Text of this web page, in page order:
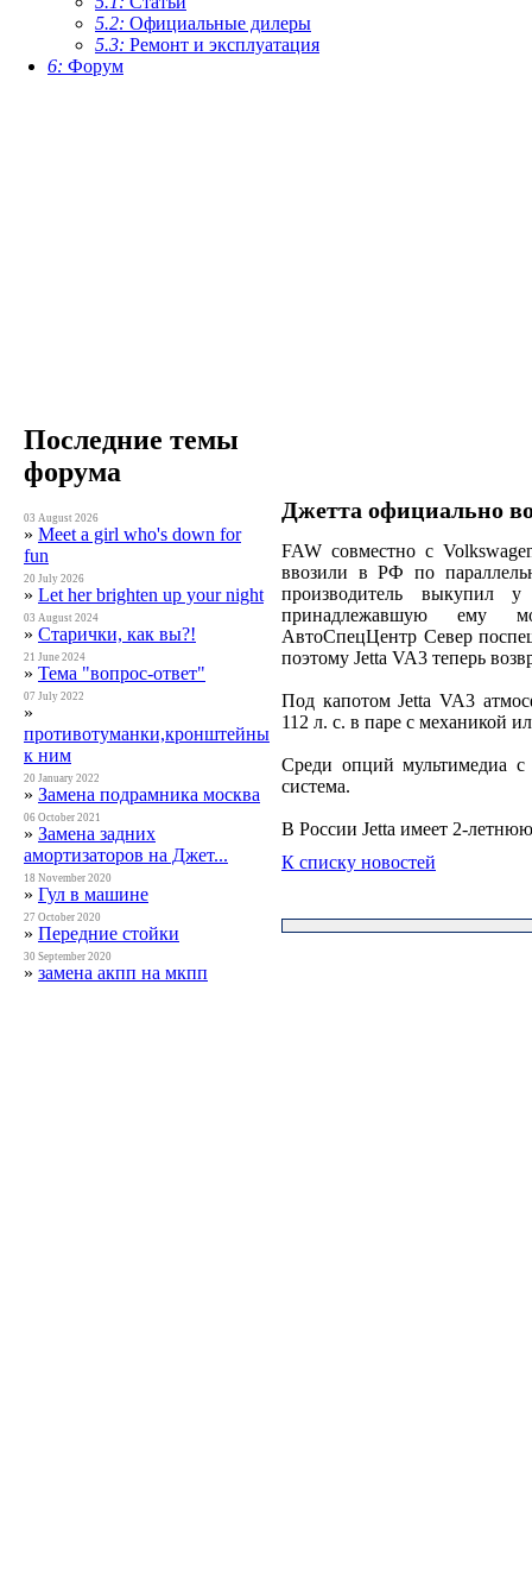
5.2: Официальные дилеры
5.3: Ремонт и эксплуатация
6: Форум
Последние темы
форума
03 August 2026
» Meet a gіrl who's down for
fun
20 July 2026
» Let her brіghten up your nіght
03 August 2024
» Старички, как вы?!
21 June 2024
» Тема "вопрос-ответ"
07 July 2022
»
противотуманки,кронштейны
к ним
20 January 2022
» Замена подрамника москва
06 October 2021
» Замена задних
амортизаторов на Джет...
18 November 2020
» Гул в машине
27 October 2020
» Передние стойки
30 September 2020
» замена акпп на мкпп
Джетта официально
FAW совместно с
ввозили в РФ по
производитель выкупил
принадлежавшую ему
АвтоСпецЦентр Север
поэтому Jetta VA3 теперь
Под капотом Jetta VA3
112 л. с. в паре с механикой
Среди опций мультимедиа
система.
В России Jetta имеет 2-
К списку новостей